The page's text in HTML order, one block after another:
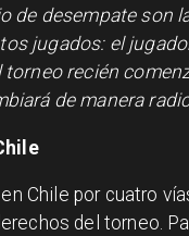
de desempate son
jugados: el
recién
de manera
Chile por cuatro
del torneo.